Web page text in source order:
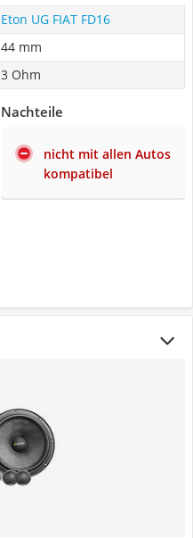
Eton UG FIAT FD16
44 mm
3 Ohm
Nachteile
nicht mit allen Autos
kompatibel